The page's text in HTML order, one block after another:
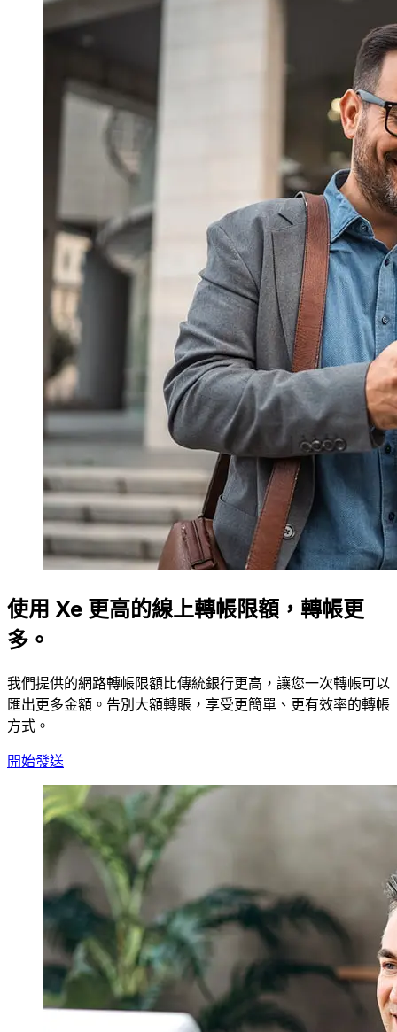
使用 Xe 更高的線上轉帳限額，轉帳更
多。
我們提供的網路轉帳限額比傳統銀行更高，讓您一次轉帳可以
匯出更多金額。告別大額轉賬，享受更簡單、更有效率的轉帳
方式。
開始發送